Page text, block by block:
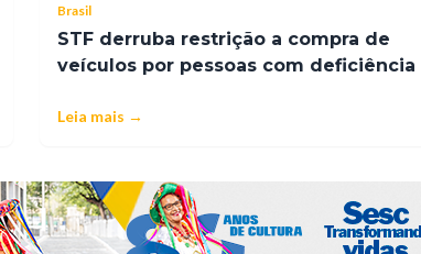
Brasil
STF derruba restrição a compra de
veículos por pessoas com deficiência
Leia mais →